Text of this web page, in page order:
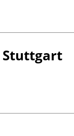
Stuttgart